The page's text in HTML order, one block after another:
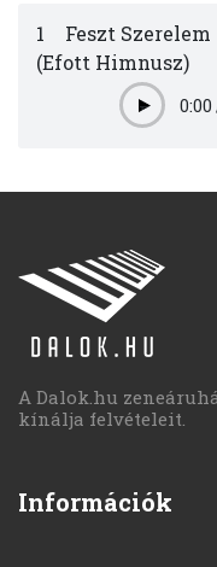
1
Feszt Szerelem
(Efott Himnusz)
Play0:00
A Dalok.hu
kínálja felvételeit.
Információk